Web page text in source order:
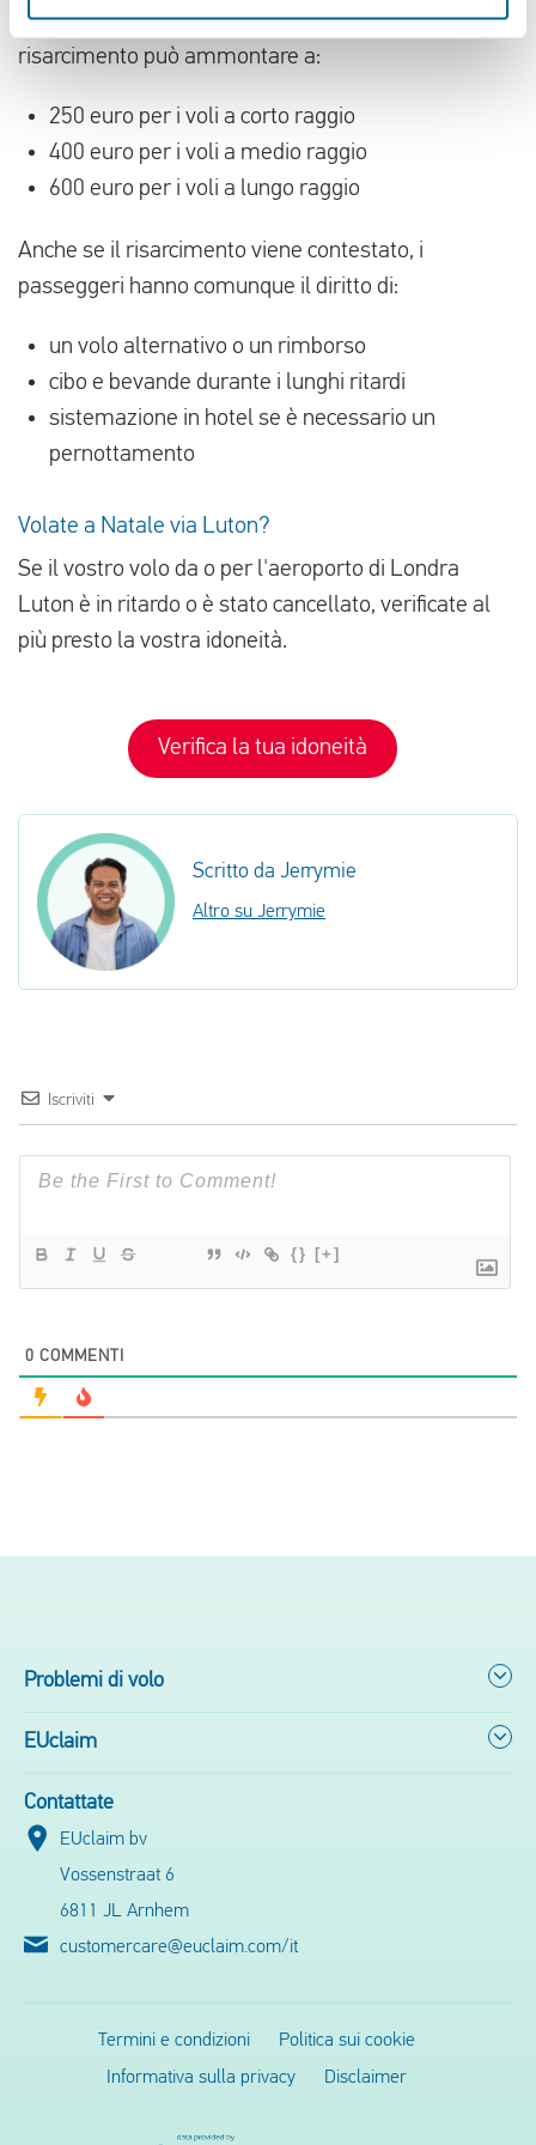
sciopero interno della compagnia aerea. Il
risarcimento può ammontare a:
250 euro per i voli a corto raggio
400 euro per i voli a medio raggio
600 euro per i voli a lungo raggio
Anche se il risarcimento viene contestato, i
passeggeri hanno comunque il diritto di:
un volo alternativo o un rimborso
cibo e bevande durante i lunghi ritardi
sistemazione in hotel se è necessario un
pernottamento
Volate a Natale via Luton?
Se il vostro volo da o per l'aeroporto di Londra
Luton è in ritardo o è stato cancellato, verificate al
più presto la vostra idoneità.
Verifica la tua idoneità
Scritto da Jerrymie
Altro su Jerrymie
Iscriviti
{} [+]
0 COMMENTI
Problemi di volo
EUclaim
Contattate
EUclaim bv
Vossenstraat 6
6811 JL Arnhem
customercare@euclaim.com/it
Termini e condizioni
Politica sui cookie
Informativa sulla privacy
Disclaimer